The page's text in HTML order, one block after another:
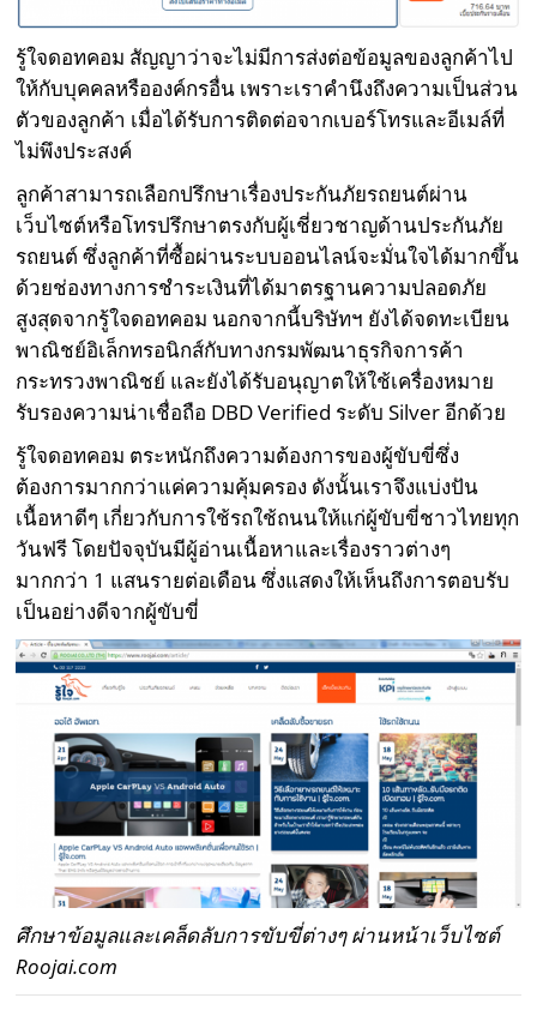
รู้ใจดอทคอม สัญญาว่าจะไม่มีการส่งต่อข้อมูลของลูกค้าไป
ให้กับบุคคลหรือองค์กรอื่น เพราะเราคำนึงถึงความเป็นส่วน
ตัวของลูกค้า เมื่อได้รับการติดต่อจากเบอร์โทรและอีเมล์ที่
ไม่พึงประสงค์
ลูกค้าสามารถเลือกปรึกษาเรื่องประกันภัยรถยนต์ผ่าน
เว็บไซต์หรือโทรปรึกษาตรงกับผู้เชี่ยวชาญด้านประกันภัย
รถยนต์ ซึ่งลูกค้าที่ซื้อผ่านระบบออนไลน์จะมั่นใจได้มากขึ้น
ด้วยช่องทางการชำระเงินที่ได้มาตรฐานความปลอดภัย
สูงสุดจากรู้ใจดอทคอม นอกจากนี้บริษัทฯ ยังได้จดทะเบียน
พาณิชย์อิเล็กทรอนิกส์กับทางกรมพัฒนาธุรกิจการค้า
กระทรวงพาณิชย์ และยังได้รับอนุญาตให้ใช้เครื่องหมาย
รับรองความน่าเชื่อถือ DBD Verified ระดับ Silver อีกด้วย
รู้ใจดอทคอม ตระหนักถึงความต้องการของผู้ขับขี่ซึ่ง
ต้องการมากกว่าแค่ความคุ้มครอง ดังนั้นเราจึงแบ่งปัน
เนื้อหาดีๆ เกี่ยวกับการใช้รถใช้ถนนให้แก่ผู้ขับขี่ชาวไทยทุก
วันฟรี โดยปัจจุบันมีผู้อ่านเนื้อหาและเรื่องราวต่างๆ
มากกว่า 1 แสนรายต่อเดือน ซึ่งแสดงให้เห็นถึงการตอบรับ
เป็นอย่างดีจากผู้ขับขี่
ศึกษาข้อมูลและเคล็ดลับการขับขี่ต่างๆ ผ่านหน้าเว็บไซต์
Roojai.com